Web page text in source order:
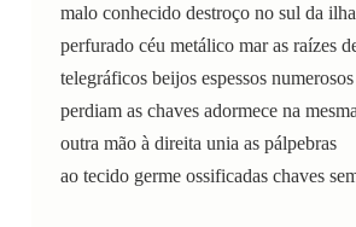
malo conhecido destroço no sul da ilha
perfurado céu metálico mar as raízes
telegráficos beijos espessos
perdiam as chaves adormece na
outra mão à direita unia as pálpebras